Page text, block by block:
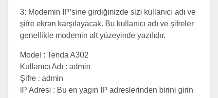
3: Modemin IP’sine girdiğinizde sizi kullanıcı adı ve
şifre ekran karşılayacak. Bu kullanıcı adı ve şifreler
genellikle modemin alt yüzeyinde yazılıdır.
Model : Tenda A302
Kullanıcı Adı : admin
Şifre : admin
IP Adresi : Bu en yagın IP adreslerinden birini girin